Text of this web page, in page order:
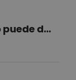
puede d...